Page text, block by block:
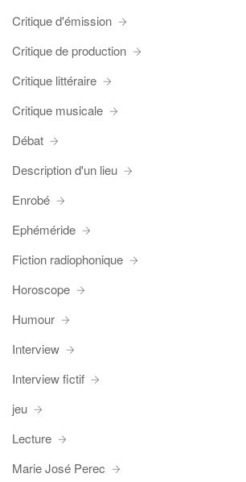
Critique d'émission
Critique de production
Critique littéraire
Critique musicale
Débat
Description d'un lieu
Enrobé
Ephéméride
Fiction radiophonique
Horoscope
Humour
Interview
Interview fictif
jeu
Lecture
Marie José Perec